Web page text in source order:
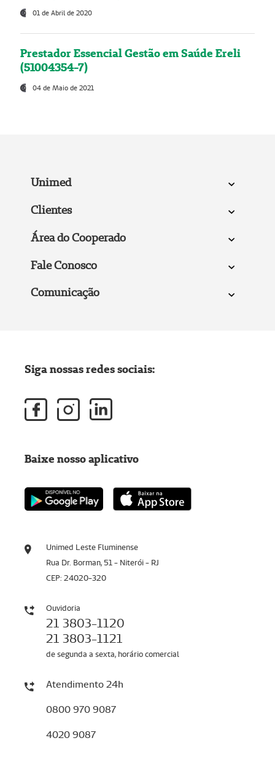
01 de Abril de 2020
Prestador Essencial Gestão em Saúde Ereli
(51004354-7)
04 de Maio de 2021
Unimed
Clientes
Área do Cooperado
Fale Conosco
Comunicação
Unimed Leste Fluminense
Rua Dr. Borman, 51 - Niterói - RJ
CEP: 24020-320
Ouvidoria
21 3803-1120
21 3803-1121
de segunda a sexta, horário comercial
Atendimento 24h
0800 970 9087
4020 9087
Siga nossas redes sociais:
Baixe nosso aplicativo